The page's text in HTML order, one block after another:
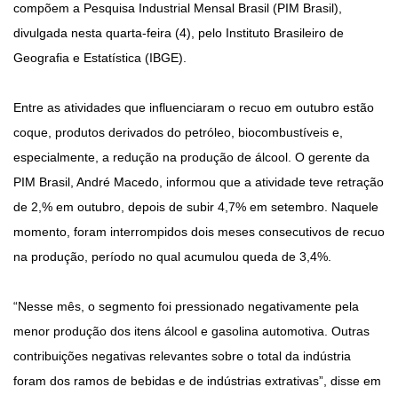
compõem a Pesquisa Industrial Mensal Brasil (PIM Brasil),
divulgada nesta quarta-feira (4), pelo Instituto Brasileiro de
Geografia e Estatística (IBGE).
Entre as atividades que influenciaram o recuo em outubro estão
coque, produtos derivados do petróleo, biocombustíveis e,
especialmente, a redução na produção de álcool. O gerente da
PIM Brasil, André Macedo, informou que a atividade teve retração
de 2,% em outubro, depois de subir 4,7% em setembro. Naquele
momento, foram interrompidos dois meses consecutivos de recuo
na produção, período no qual acumulou queda de 3,4%.
“Nesse mês, o segmento foi pressionado negativamente pela
menor produção dos itens álcool e gasolina automotiva. Outras
contribuições negativas relevantes sobre o total da indústria
foram dos ramos de bebidas e de indústrias extrativas”, disse em